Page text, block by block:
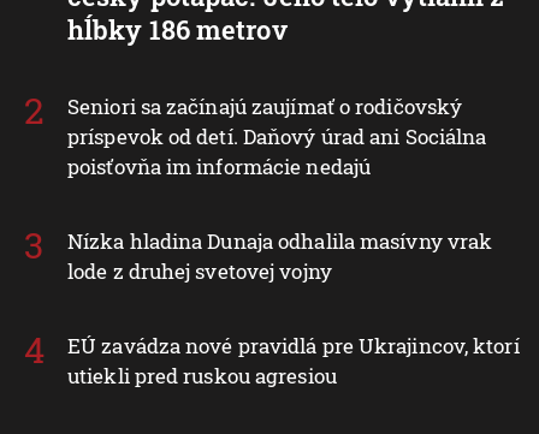
hĺbky 186 metrov
Seniori sa začínajú zaujímať o rodičovský
príspevok od detí. Daňový úrad ani Sociálna
poisťovňa im informácie nedajú
Nízka hladina Dunaja odhalila masívny vrak
lode z druhej svetovej vojny
EÚ zavádza nové pravidlá pre Ukrajincov, ktorí
utiekli pred ruskou agresiou